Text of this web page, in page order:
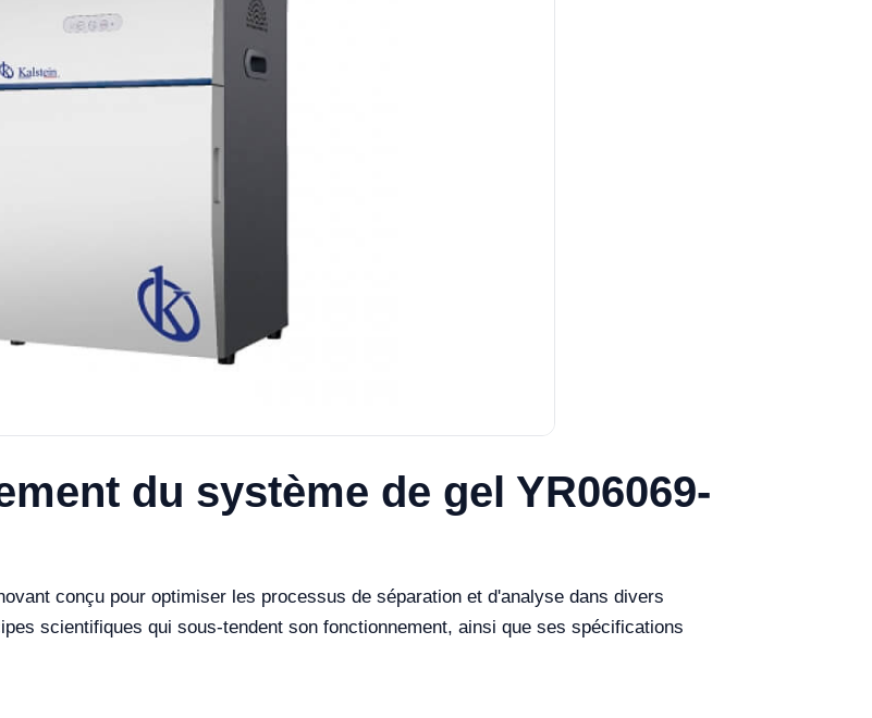
du système de gel YR06069-
conçu pour optimiser les processus de séparation et d'analyse dans divers
scientifiques qui sous-tendent son fonctionnement, ainsi que ses spécifications